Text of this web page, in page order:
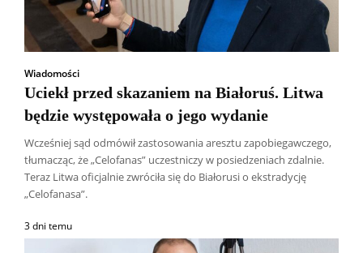
Wiadomości
Uciekł przed skazaniem na Białoruś. Litwa
będzie występowała o jego wydanie
Wcześniej sąd odmówił zastosowania aresztu zapobiegawczego,
tłumacząc, że „Celofanas” uczestniczy w posiedzeniach zdalnie.
Teraz Litwa oficjalnie zwróciła się do Białorusi o ekstradycję
„Celofanasa”.
3 dni temu